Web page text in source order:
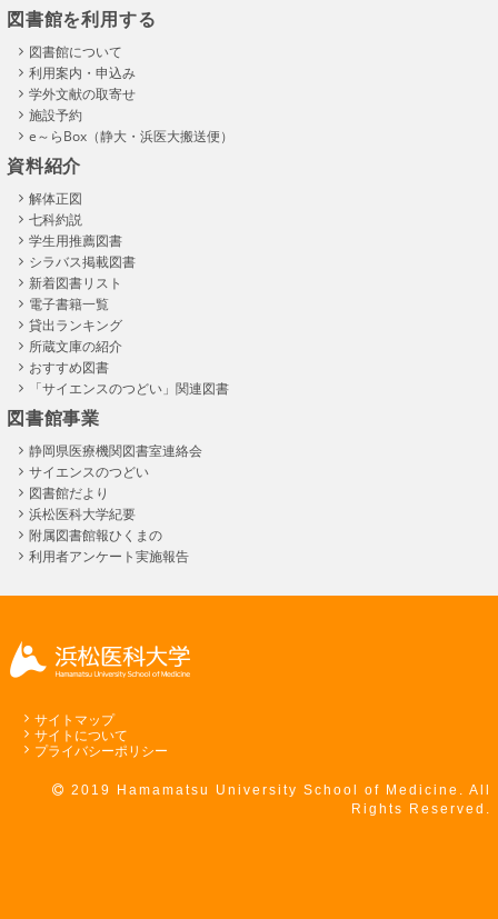
図書館を利用する
図書館について
利用案内・申込み
学外文献の取寄せ
施設予約
e～らBox（静大・浜医大搬送便）
資料紹介
解体正図
七科約説
学生用推薦図書
シラバス掲載図書
新着図書リスト
電子書籍一覧
貸出ランキング
所蔵文庫の紹介
おすすめ図書
「サイエンスのつどい」関連図書
図書館事業
静岡県医療機関図書室連絡会
サイエンスのつどい
図書館だより
浜松医科大学紀要
附属図書館報ひくまの
利用者アンケート実施報告
サイトマップ
サイトについて
プライバシーポリシー
2019 Hamamatsu University School of Medicine. All
Rights Reserved.